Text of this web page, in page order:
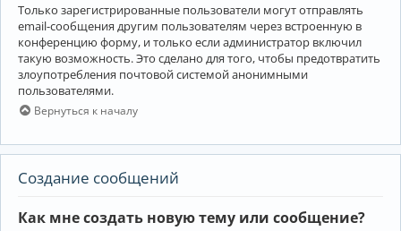
Только зарегистрированные пользователи могут отправлять
email-сообщения другим пользователям через встроенную в
конференцию форму, и только если администратор включил
такую возможность. Это сделано для того, чтобы предотвратить
злоупотребления почтовой системой анонимными
пользователями.
Вернуться к началу
Создание сообщений
Как мне создать новую тему или сообщение?